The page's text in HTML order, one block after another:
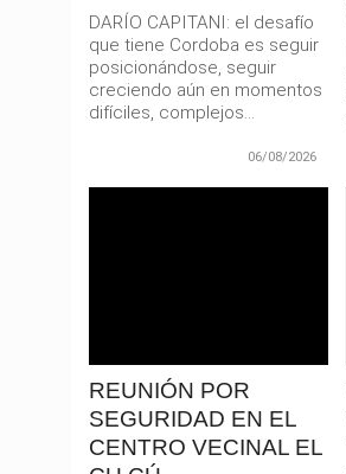
DARÍO CAPITANI: el desafío
que tiene Cordoba es seguir
posicionándose, seguir
creciendo aún en momentos
difíciles, complejos...
06/08/2026
REUNIÓN POR
SEGURIDAD EN EL
CENTRO VECINAL EL